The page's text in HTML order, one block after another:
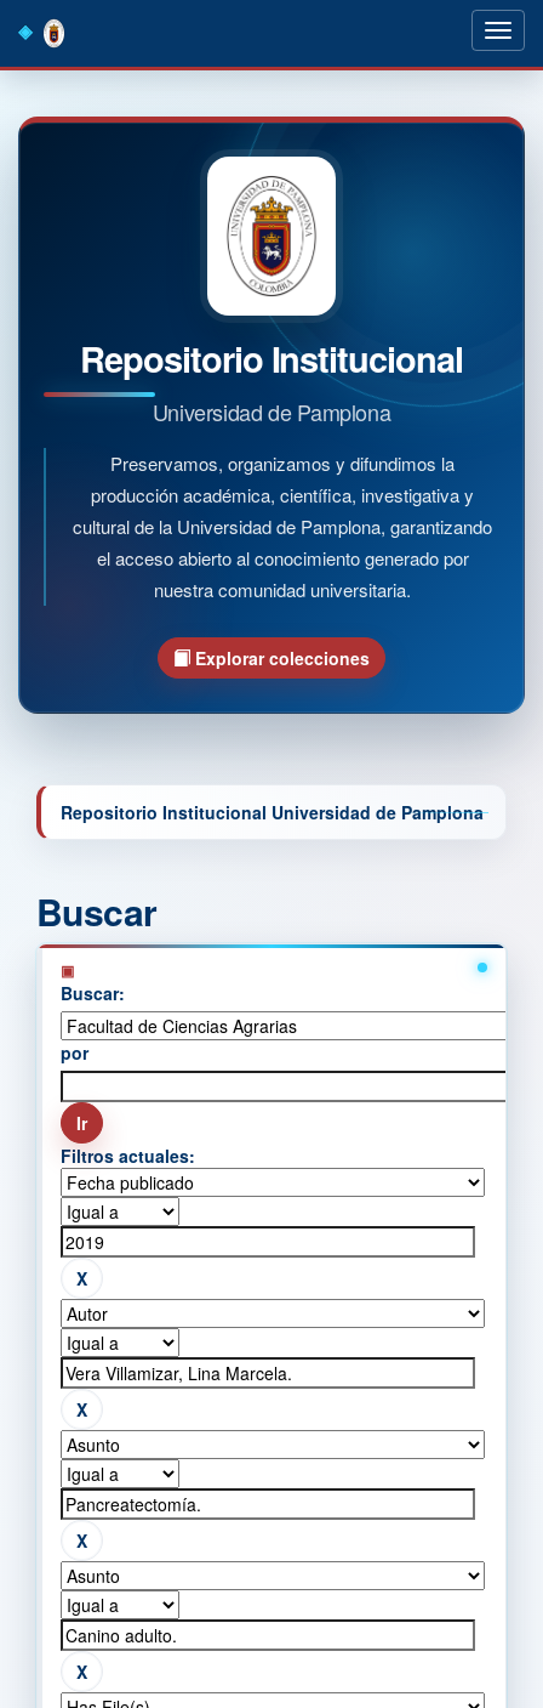
navigation
Repositorio Institucional
Universidad de Pamplona
Preservamos, organizamos y difundimos la
producción académica, científica, investigativa y
cultural de la Universidad de Pamplona, garantizando
el acceso abierto al conocimiento generado por
nuestra comunidad universitaria.
Explorar colecciones
Repositorio Institucional Universidad de Pamplona
Buscar
Buscar:
por
Filtros actuales: